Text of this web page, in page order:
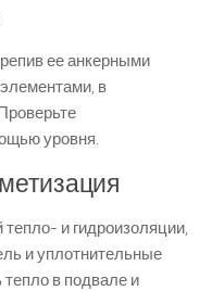
ее анкерными
в
уровня.
и гидроизоляции,
и уплотнительные
в подвале и